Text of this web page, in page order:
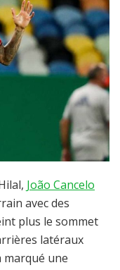
João Cancelo
avec des
plus le sommet
latéraux
marqué une